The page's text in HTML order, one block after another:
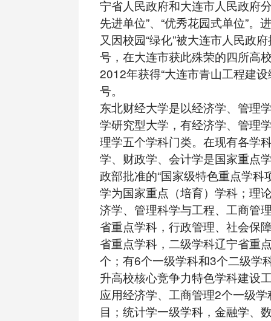
宁省人民政府和大连市人民政府
先进单位”、“优秀花园式单位”。
又因校园“绿化”被大连市人民政
号，在大连市获此殊荣的四所高
2012年获得“大连市青山工程建
号。
东北财经大学是以经济学、管理
学研究型大学，有经济学、管理
理学五个学科门类。在现有各学
学、财政学、会计学是国家重点
政部批准的“国家级特色重点学科
学为国家重点（培育）学科；理
济学、管理科学与工程、工商管
省重点学科，行政管理、社会保
省重点学科，二级学科辽宁省重
个；有6个一级学科和3个二级学
升高校核心竞争力特色学科建设
应用经济学、工商管理2个一级
目；统计学一级学科，金融学、